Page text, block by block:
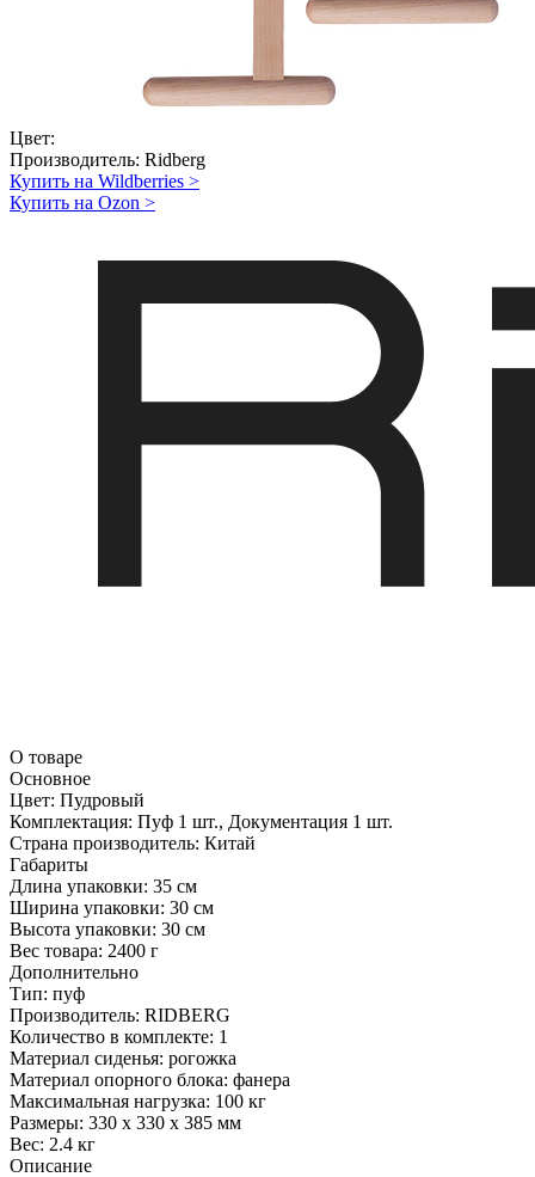
Цвет:
Производитель: Ridberg
Купить на Wildberries >
Купить на Ozon >
О товаре
Основное
Цвет: Пудровый
Комплектация: Пуф 1 шт., Документация 1 шт.
Страна производитель: Китай
Габариты
Длина упаковки: 35 см
Ширина упаковки: 30 см
Высота упаковки: 30 см
Вес товара: 2400 г
Дополнительно
Тип: пуф
Производитель: RIDBERG
Количество в комплекте: 1
Материал сиденья: рогожка
Материал опорного блока: фанера
Максимальная нагрузка: 100 кг
Размеры: 330 х 330 х 385 мм
Вес: 2.4 кг
Описание